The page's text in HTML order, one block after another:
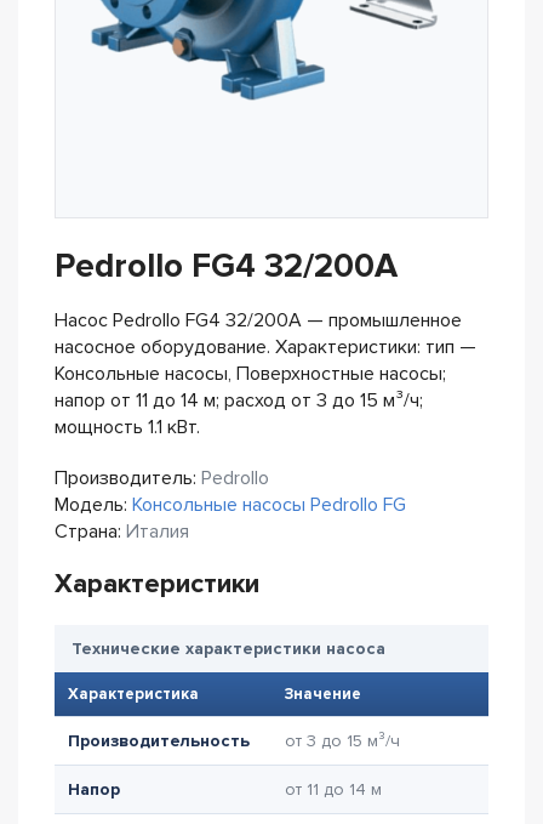
Pedrollo FG4 32/200A
Насос Pedrollo FG4 32/200A — промышленное
насосное оборудование. Характеристики: тип —
Консольные насосы, Поверхностные насосы;
напор от 11 до 14 м; расход от 3 до 15 м³/ч;
мощность 1.1 кВт.
Производитель: Pedrollo
Модель: Консольные насосы Pedrollo FG
Страна: Италия
Характеристики
Технические характеристики насоса
Характеристика Значение
Производительность от 3 до 15 м³/ч
Напор от 11 до 14 м